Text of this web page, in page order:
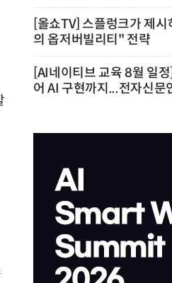
[올쇼TV] 스플렁크가 제
의 옵저버빌리티" 전략
[AI네이티브 교육 8월 일
어 AI 구현까지...전자신문